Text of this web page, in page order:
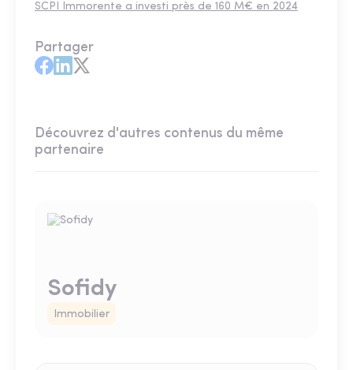
SCPI Immorente a investi près de 160 M€ en 2024
Partager
Découvrez d'autres contenus du même
partenaire
Sofidy
Immobilier